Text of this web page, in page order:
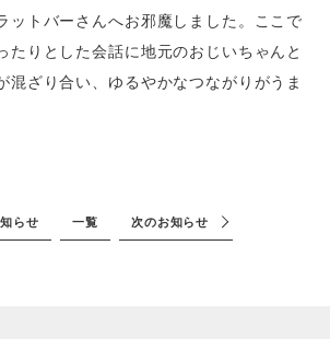
ットバーさんへお邪魔しました。ここで
たりとした会話に地元のおじいちゃんと
混ざり合い、ゆるやかなつながりがうま
らせ 一覧 次のお知らせ